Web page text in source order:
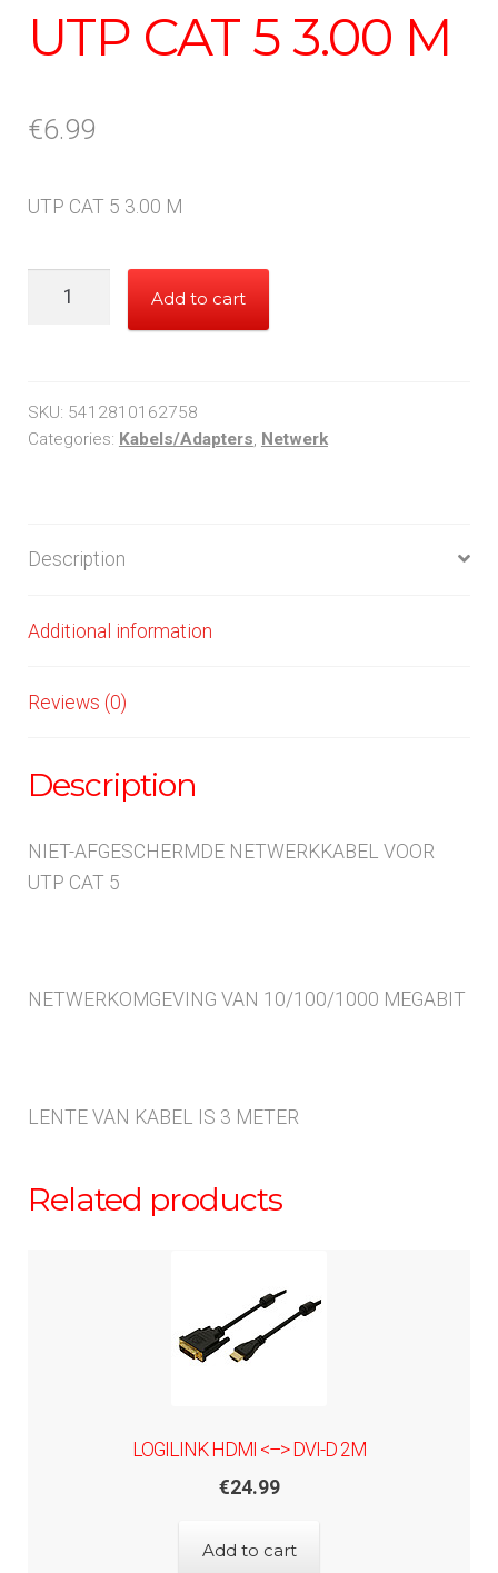
UTP CAT 5 3.00 M
€6.99
UTP CAT 5 3.00 M
UTP
M
quantity
Add to cart
SKU: 5412810162758
Categories: Kabels/Adapters, Netwerk
Description
Additional information
Reviews (0)
Description
NIET-AFGESCHERMDE NETWERKKABEL VOOR
UTP CAT 5
NETWERKOMGEVING VAN 10/100/1000 MEGABIT
LENTE VAN KABEL IS 3 METER
Related products
LOGILINK HDMI <–> DVI-D 2M
€24.99
Add to cart